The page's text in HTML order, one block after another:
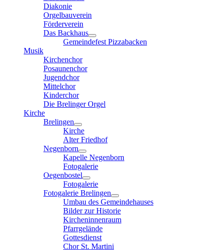
Diakonie
Orgelbauverein
Förderverein
Das Backhaus
Gemeindefest Pizzabacken
Musik
Kirchenchor
Posaunenchor
Jugendchor
Mittelchor
Kinderchor
Die Brelinger Orgel
Kirche
Brelingen
Kirche
Alter Friedhof
Negenborn
Kapelle Negenborn
Fotogalerie
Oegenbostel
Fotogalerie
Fotogalerie Brelingen
Umbau des Gemeindehauses
Bilder zur Historie
Kircheninnenraum
Pfarrgelände
Gottesdienst
Chor St. Martini